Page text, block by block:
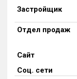
Найдено:
Жилых
Застройщик
Отдел продаж
Сайт
Соц. сети